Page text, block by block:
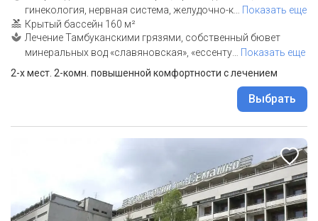
гинекология, нервная система, желудочно-к
Показать еще
Крытый бассейн 160 м²
Лечение Тамбуканскими грязями, собственный бювет
минеральных вод «славяновская», «ессенту
Показать еще
2-х мест. 2-комн. повышенной комфортности с лечением
Выбрать